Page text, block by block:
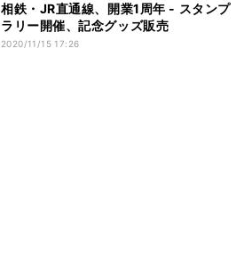
相鉄・JR直通線、開業1周年 - スタンプ
ラリー開催、記念グッズ販売
2020/11/15 17:26